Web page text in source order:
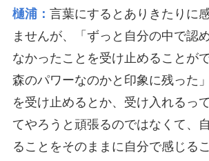
樋浦： 言葉にするとありきたりに
ませんが、「ずっと自分の中で認
なかったことを受け止めることが
森のパワーなのかと印象に残った
を受け止めるとか、受け入れるっ
てやろうと頑張るのではなくて、
ることをそのままに自分で感じる